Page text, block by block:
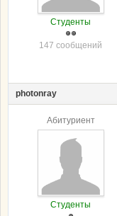
Студенты
147 сообщений
photonray
Абитуриент
Студенты